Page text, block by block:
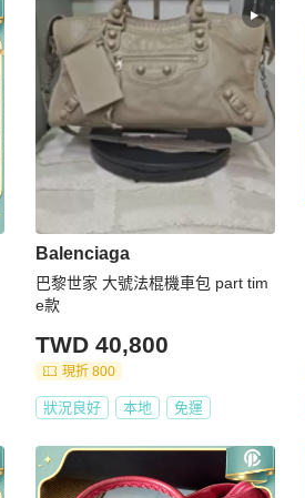
Balenciaga
巴黎世家 大號法棍機車包 part tim
e款
TWD 40,800
現折 800
狀況良好 本地 免運